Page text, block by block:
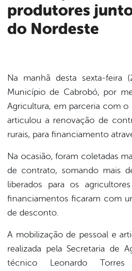
produtores
do Nordeste
Na manhã desta sexta-feira
Município de Cabrobó, por
Agricultura, em parceria com o
articulou a renovação de
rurais, para financiamento
Na ocasião, foram coletadas
de contrato, somando mais
liberados para os
financiamentos ficaram com
de desconto.
A mobilização de pessoal e
realizada pela Secretaria de
técnico Leonardo Torres